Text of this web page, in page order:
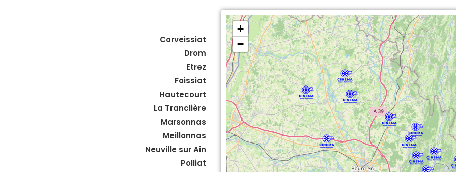
Corveissiat
Drom
Etrez
Foissiat
Hautecourt
La Tranclière
Marsonnas
Meillonnas
Neuville sur Ain
Polliat
+
−